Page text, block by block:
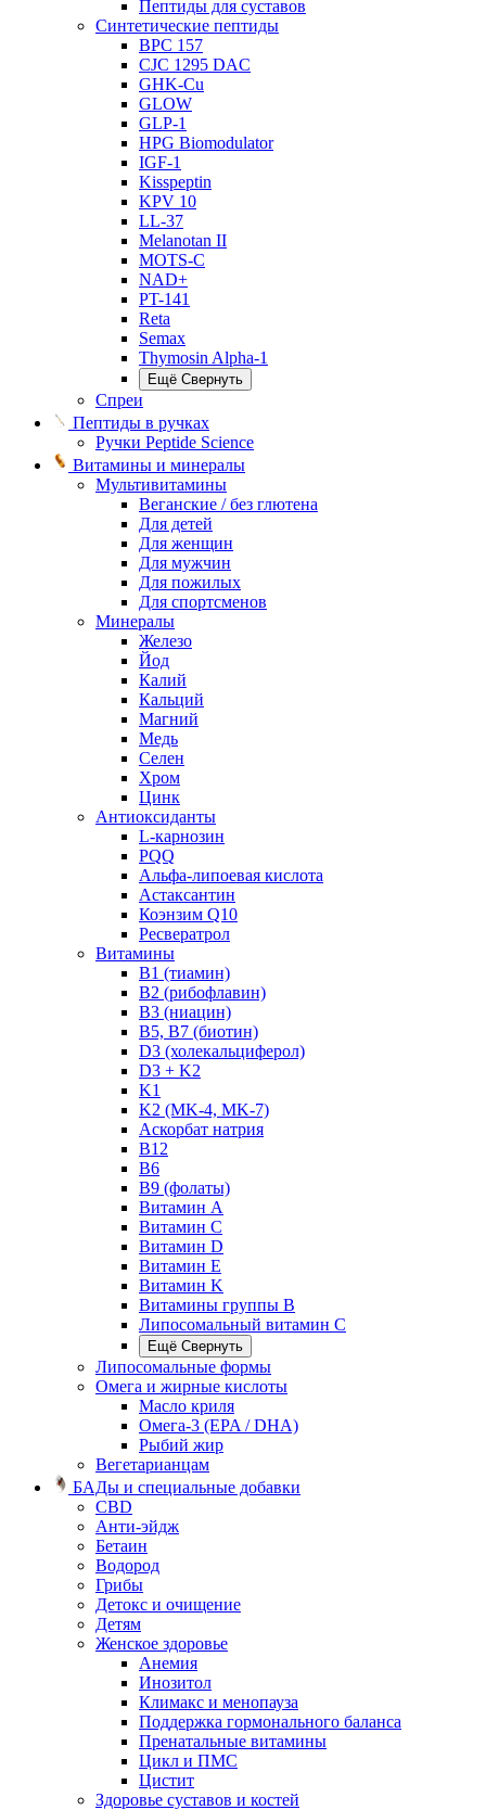
Пептиды для суставов
Синтетические пептиды
BPC 157
CJC 1295 DAC
GHK-Cu
GLOW
GLP-1
HPG Biomodulator
IGF-1
Kisspeptin
KPV 10
LL-37
Melanotan II
MOTS-C
NAD+
PT-141
Reta
Semax
Thymosin Alpha-1
Ещё Свернуть
Спреи
Пептиды в ручках
Ручки Peptide Science
Витамины и минералы
Мультивитамины
Веганские / без глютена
Для детей
Для женщин
Для мужчин
Для пожилых
Для спортсменов
Минералы
Железо
Йод
Калий
Кальций
Магний
Медь
Селен
Хром
Цинк
Антиоксиданты
L-карнозин
PQQ
Альфа-липоевая кислота
Астаксантин
Коэнзим Q10
Ресвератрол
Витамины
B1 (тиамин)
B2 (рибофлавин)
B3 (ниацин)
B5, B7 (биотин)
D3 (холекальциферол)
D3 + K2
K1
K2 (MK-4, MK-7)
Аскорбат натрия
В12
В6
В9 (фолаты)
Витамин A
Витамин C
Витамин D
Витамин E
Витамин K
Витамины группы B
Липосомальный витамин C
Ещё Свернуть
Липосомальные формы
Омега и жирные кислоты
Масло криля
Омега-3 (EPA / DHA)
Рыбий жир
Вегетарианцам
БАДы и специальные добавки
CBD
Анти-эйдж
Бетаин
Водород
Грибы
Детокс и очищение
Детям
Женское здоровье
Анемия
Инозитол
Климакс и менопауза
Поддержка гормонального баланса
Пренатальные витамины
Цикл и ПМС
Цистит
Здоровье суставов и костей